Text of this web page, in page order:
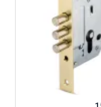
Silindirli gömme kilit 356
gibi farklı
yelpazesi içinden ürün
önünde
pvc kapıda
tercih edebilirsiniz.